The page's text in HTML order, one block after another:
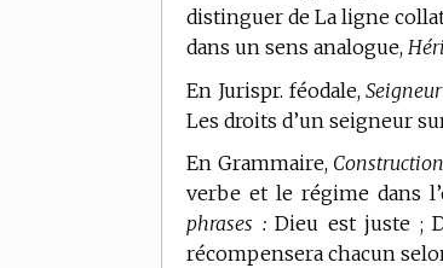
distinguer de La ligne
dans un sens analogue,
En Jurispr. féodale,
Les droits d’un seigneur
En Grammaire,
verbe et le régime dans
phrases :Dieu est juste ;
récompensera chacun